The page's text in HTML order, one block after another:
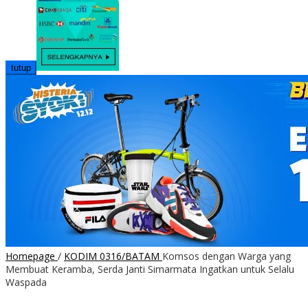
tutup
Homepage / KODIM 0316/BATAM Komsos dengan Warga yang
Membuat Keramba, Serda Janti Simarmata Ingatkan untuk Selalu
Waspada